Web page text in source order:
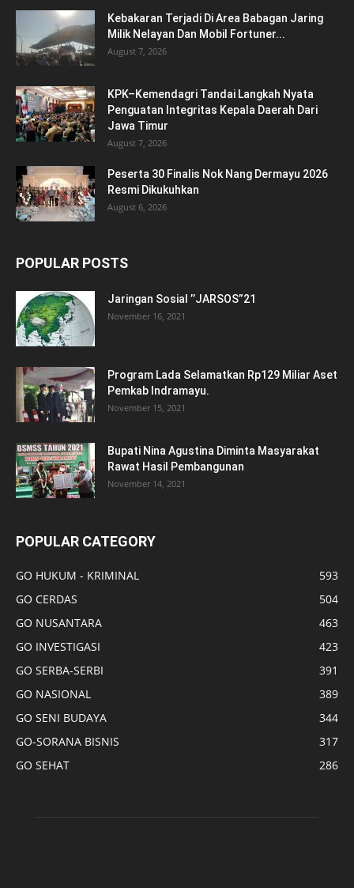
Kebakaran Terjadi Di Area Babagan Jaring
Milik Nelayan Dan Mobil Fortuner...
August 7, 2026
KPK–Kemendagri Tandai Langkah Nyata
Penguatan Integritas Kepala Daerah Dari
Jawa Timur
August 7, 2026
Peserta 30 Finalis Nok Nang Dermayu 2026
Resmi Dikukuhkan
August 6, 2026
POPULAR POSTS
Jaringan Sosial ’’JARSOS”21
November 16, 2021
Program Lada Selamatkan Rp129 Miliar Aset
Pemkab Indramayu.
November 15, 2021
Bupati Nina Agustina Diminta Masyarakat
Rawat Hasil Pembangunan
November 14, 2021
POPULAR CATEGORY
GO HUKUM - KRIMINAL
593
GO CERDAS
504
GO NUSANTARA
463
GO INVESTIGASI
423
GO SERBA-SERBI
391
GO NASIONAL
389
GO SENI BUDAYA
344
GO-SORANA BISNIS
317
GO SEHAT
286